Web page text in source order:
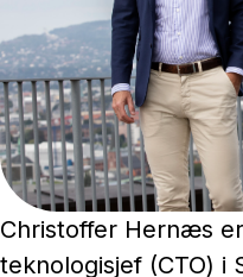
Christoffer Hernæs
teknologisjef (CTO) i